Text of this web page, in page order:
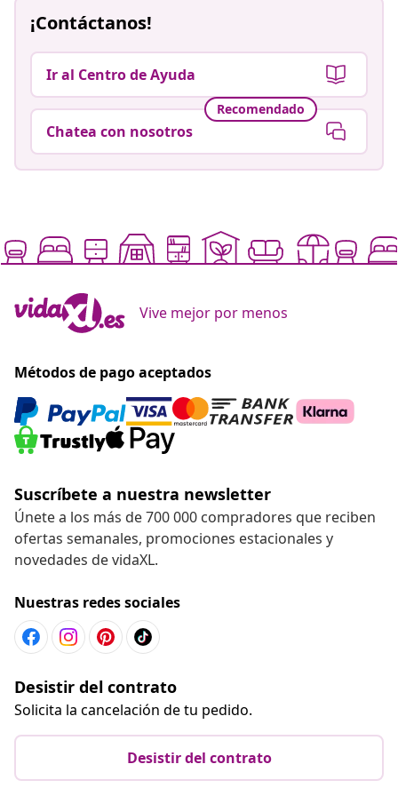
¡Contáctanos!
Ir al Centro de Ayuda
Recomendado
Chatea con nosotros
Vive mejor por menos
Métodos de pago aceptados
Suscríbete a nuestra newsletter
Únete a los más de 700 000 compradores que reciben
ofertas semanales, promociones estacionales y
novedades de vidaXL.
Nuestras redes sociales
Desistir del contrato
Solicita la cancelación de tu pedido.
Desistir del contrato